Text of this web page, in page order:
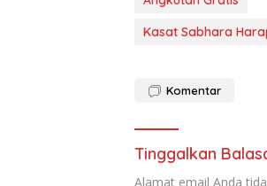
Kasat Sabhara
Komentar
Tinggalkan
Alamat email Anda